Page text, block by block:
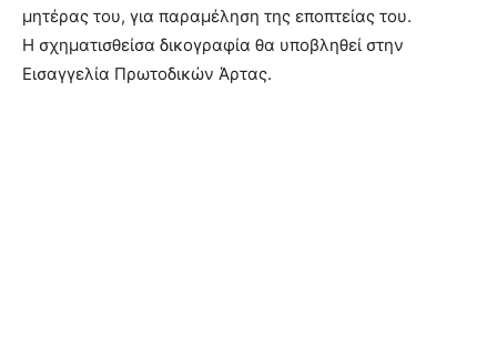
μητέρας του, για παραμέληση της εποπτείας του.
Η σχηματισθείσα δικογραφία θα υποβληθεί στην
Εισαγγελία Πρωτοδικών Άρτας.